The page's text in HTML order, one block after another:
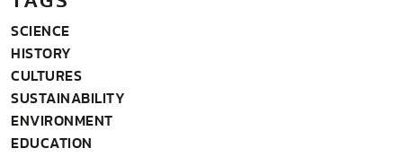
SCIENCE
HISTORY
CULTURES
SUSTAINABILITY
ENVIRONMENT
EDUCATION